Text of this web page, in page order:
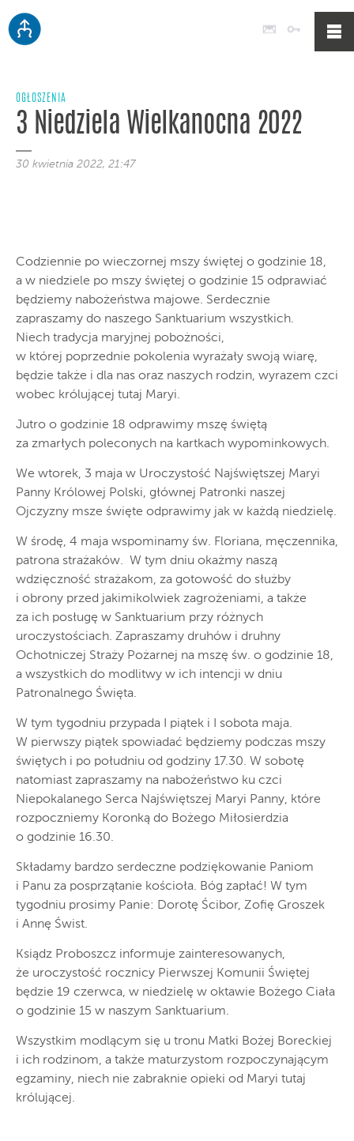
Poczta
OGŁOSZENIA
3 Niedziela Wielkanocna 2022
30 kwietnia 2022, 21:47
Codziennie po wieczornej mszy świętej o godzinie 18,
a w niedziele po mszy świętej o godzinie 15 odprawiać
będziemy nabożeństwa majowe. Serdecznie
zapraszamy do naszego Sanktuarium wszystkich.
Niech tradycja maryjnej pobożności,
w której poprzednie pokolenia wyrażały swoją wiarę,
będzie także i dla nas oraz naszych rodzin, wyrazem czci
wobec królującej tutaj Maryi.
Jutro o godzinie 18 odprawimy mszę świętą
za zmarłych poleconych na kartkach wypominkowych.
We wtorek, 3 maja w Uroczystość Najświętszej Maryi
Panny Królowej Polski, głównej Patronki naszej
Ojczyzny msze święte odprawimy jak w każdą niedzielę.
W środę, 4 maja wspominamy św. Floriana, męczennika,
patrona strażaków. W tym dniu okażmy naszą
wdzięczność strażakom, za gotowość do służby
i obrony przed jakimikolwiek zagrożeniami, a także
za ich posługę w Sanktuarium przy różnych
uroczystościach. Zapraszamy druhów i druhny
Ochotniczej Straży Pożarnej na mszę św. o godzinie 18,
a wszystkich do modlitwy w ich intencji w dniu
Patronalnego Święta.
W tym tygodniu przypada I piątek i I sobota maja.
W pierwszy piątek spowiadać będziemy podczas mszy
świętych i po południu od godziny 17.30. W sobotę
natomiast zapraszamy na nabożeństwo ku czci
Niepokalanego Serca Najświętszej Maryi Panny, które
rozpoczniemy Koronką do Bożego Miłosierdzia
o godzinie 16.30.
Składamy bardzo serdeczne podziękowanie Paniom
i Panu za posprzątanie kościoła. Bóg zapłać! W tym
tygodniu prosimy Panie: Dorotę Ścibor, Zofię Groszek
i Annę Świst.
Ksiądz Proboszcz informuje zainteresowanych,
że uroczystość rocznicy Pierwszej Komunii Świętej
będzie 19 czerwca, w niedzielę w oktawie Bożego Ciała
o godzinie 15 w naszym Sanktuarium.
Wszystkim modlącym się u tronu Matki Bożej Boreckiej
i ich rodzinom, a także maturzystom rozpoczynającym
egzaminy, niech nie zabraknie opieki od Maryi tutaj
królującej.